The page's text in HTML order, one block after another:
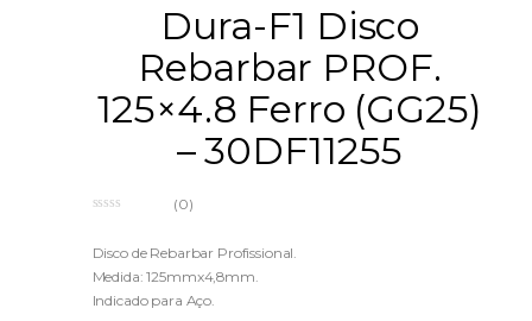
Dura-F1 Disco
Rebarbar PROF.
125×4.8 Ferro (GG25)
– 30DF11255
u
o
f
5
(0)
Disco de Rebarbar Profissional.
Medida: 125mmx4,8mm.
Indicado para Aço.